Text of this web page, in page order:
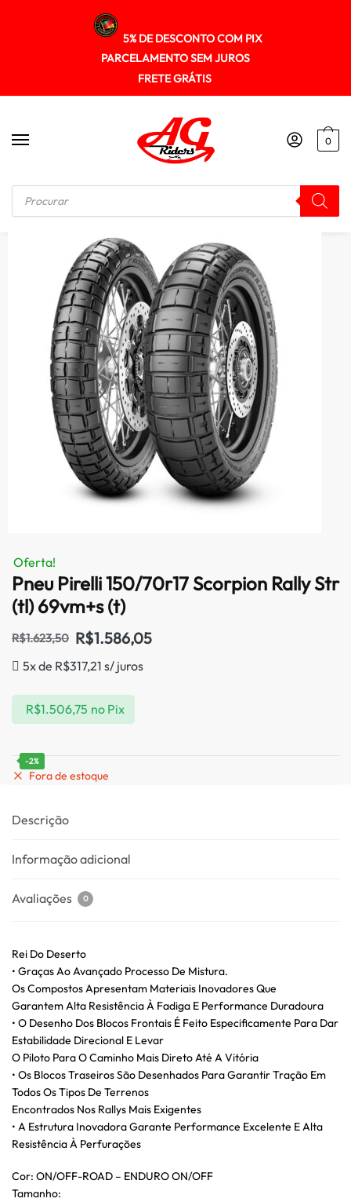
5% DE DESCONTO COM PIX
PARCELAMENTO SEM JUROS
FRETE GRÁTIS
0
Início / PNEUS Pneu Pirelli 150/70r17 Scorpion Rally Str (tl) 69vm+s (t)
Oferta!
Pneu Pirelli 150/70r17 Scorpion Rally Str
(tl) 69vm+s (t)
R$1.623,50 R$1.586,05
5x de R$317,21 s/ juros
R$1.506,75 no Pix
-2%
Fora de estoque
Descrição
Informação adicional
Avaliações 0
Rei Do Deserto
• Graças Ao Avançado Processo De Mistura.
Os Compostos Apresentam Materiais Inovadores Que
Garantem Alta Resistência À Fadiga E Performance Duradoura
• O Desenho Dos Blocos Frontais É Feito Especificamente Para Dar
Estabilidade Direcional E Levar
O Piloto Para O Caminho Mais Direto Até A Vitória
• Os Blocos Traseiros São Desenhados Para Garantir Tração Em
Todos Os Tipos De Terrenos
Encontrados Nos Rallys Mais Exigentes
• A Estrutura Inovadora Garante Performance Excelente E Alta
Resistência À Perfurações
Cor: ON/OFF-ROAD – ENDURO ON/OFF
Tamanho: